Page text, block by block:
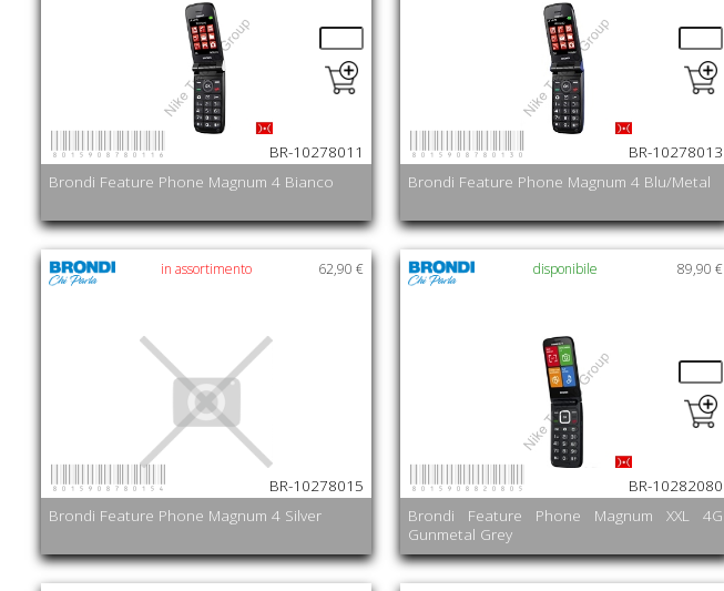
Brondi Feature Phone Magnum 4 Bianco
BR-10278011
8015908780116
Brondi Feature Phone Magnum 4 Blu/Metal
BR-10278013
8015908780130
62,90 €
Brondi Feature Phone Magnum 4 Silver
in assortimento
BR-10278015
8015908780154
89,90 €
Brondi Feature Phone Magnum XXL 4G
Gunmetal Grey
disponibile
BR-10282080
8015908820805